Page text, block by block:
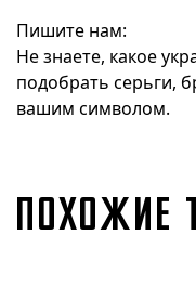
Пишите нам:
Не знаете, какое
подобрать серьги,
вашим символом.
ПОХОЖИЕ